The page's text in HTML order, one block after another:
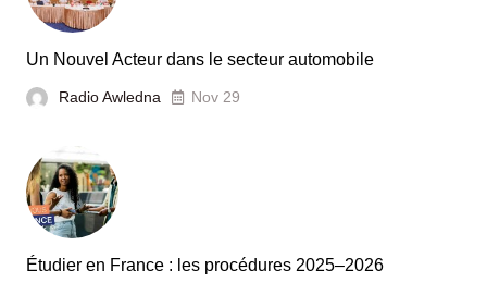
France
et
Un Nouvel Acteur dans le secteur automobile
Radio Awledna Nov 29
Étudier en France : les procédures 2025–2026